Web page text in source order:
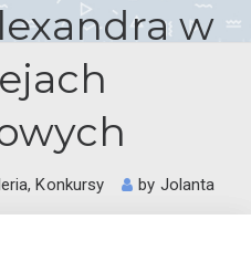
w
,Konkursy by Jolanta